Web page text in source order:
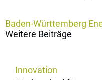
Baden-Württemberg
Weitere Beiträge
Innovation